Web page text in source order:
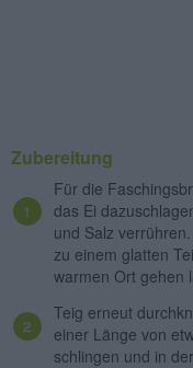
Zubereitung
Für die
das Ei
und Salz
zu einem glatten
warmen Ort gehen
Teig erneut
einer Länge von
schlingen und in